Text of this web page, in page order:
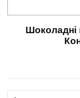
Шоколадні